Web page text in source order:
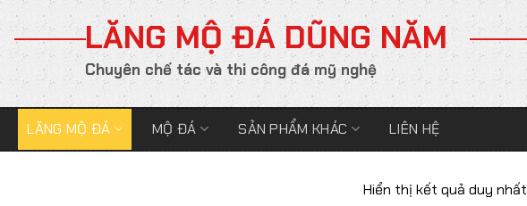
LĂNG MỘ ĐÁ DŨNG NĂM
Chuyên chế tác và thi công đá mỹ nghệ
LĂNG MỘ ĐÁ MỘ ĐÁ SẢN PHẨM KHÁC LIÊN HỆ
Hiển thị kết quả duy nhất